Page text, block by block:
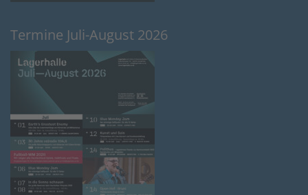
Termine Juli-August 2026